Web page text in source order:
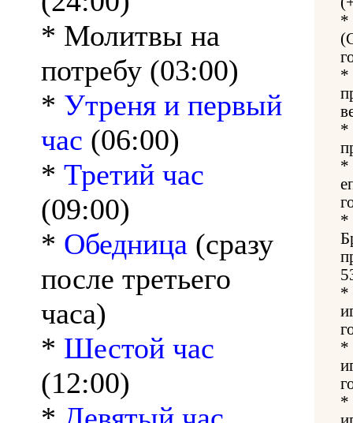
* Молитвы на
потребу (03:00)
* Утреня и первый
час (06:00)
* Третий час
(09:00)
* Обедница (сразу
после третьего
часа)
* Шестой час
(12:00)
*
*
*
*
*
*
*
*